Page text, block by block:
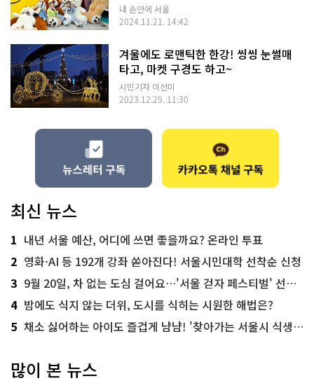
내 손안에 서울
2024.11.21. 14:42
겨울에도 로맨틱한 한강! 씽씽 눈썰매
타고, 마켓 구경도 하고~
시민기자 이선미
2023.12.29. 11:30
최신 뉴스
1 내년 서울 예산, 어디에 쓰면 좋을까요? 온라인 투표
2 영화·AI 등 192개 강좌 쏟아진다! 서울시민대학 선착순 신청
3 9월 20일, 차 없는 도심 걸어요…'서울 걷자 페스티벌' 선착순 5천명
4 밤에도 식지 않는 더위, 도시를 식히는 시원한 해법은?
5 채소 싫어하는 아이도 즐겁게 냠냠! '찾아가는 서울시 식생활 교육' 현장
많이 본 뉴스